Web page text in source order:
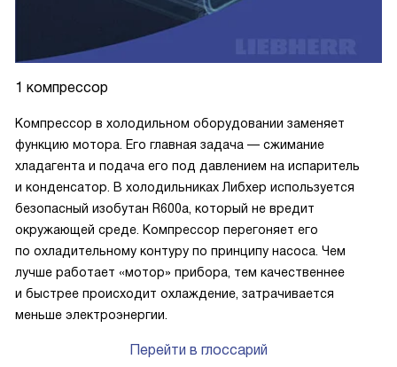
1 компрессор
Компрессор в холодильном оборудовании заменяет
функцию мотора. Его главная задача — сжимание
хладагента и подача его под давлением на испаритель
и конденсатор. В холодильниках Либхер используется
безопасный изобутан R600a, который не вредит
окружающей среде. Компрессор перегоняет его
по охладительному контуру по принципу насоса. Чем
лучше работает «мотор» прибора, тем качественнее
и быстрее происходит охлаждение, затрачивается
меньше электроэнергии.
Перейти в глоссарий